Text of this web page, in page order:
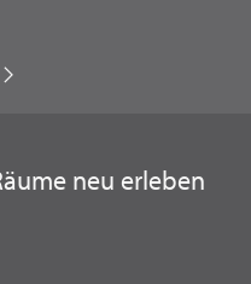
neu erleben